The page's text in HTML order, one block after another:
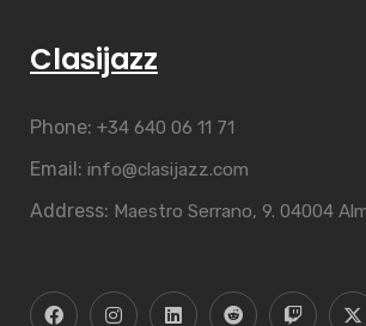
Clasijazz
Phone: +34 640 06 11 71
Email: info@clasijazz.com
Address: Maestro Serrano, 9. 04004